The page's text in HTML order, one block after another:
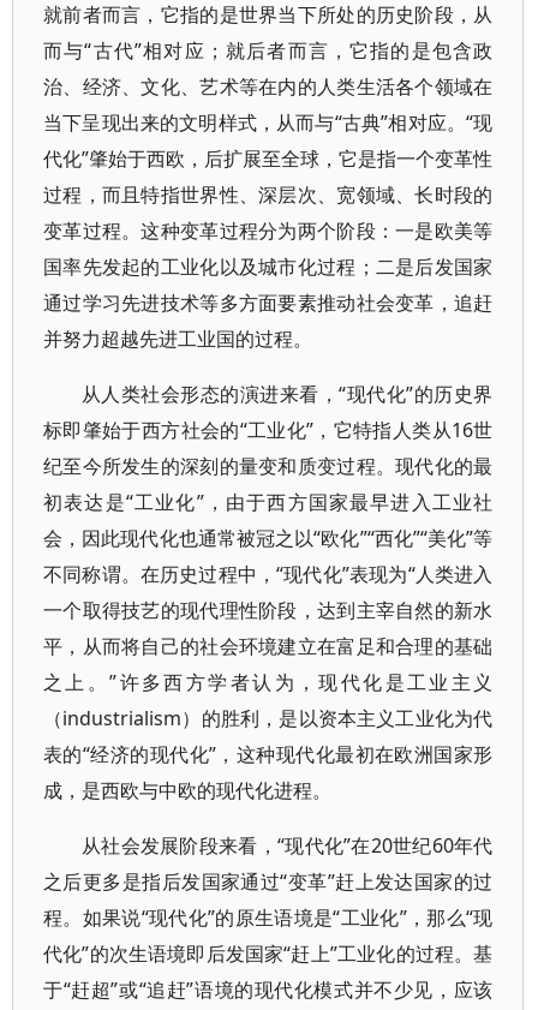
就前者而言，它指的是世界当下所处的历史阶段，从
而与“古代”相对应；就后者而言，它指的是包含政
治、经济、文化、艺术等在内的人类生活各个领域在
当下呈现出来的文明样式，从而与“古典”相对应。“现
代化”肇始于西欧，后扩展至全球，它是指一个变革性
过程，而且特指世界性、深层次、宽领域、长时段的
变革过程。这种变革过程分为两个阶段：一是欧美等
国率先发起的工业化以及城市化过程；二是后发国家
通过学习先进技术等多方面要素推动社会变革，追赶
并努力超越先进工业国的过程。
从人类社会形态的演进来看，“现代化”的历史界
标即肇始于西方社会的“工业化”，它特指人类从16世
纪至今所发生的深刻的量变和质变过程。现代化的最
初表达是“工业化”，由于西方国家最早进入工业社
会，因此现代化也通常被冠之以“欧化”“西化”“美化”等
不同称谓。在历史过程中，“现代化”表现为“人类进入
一个取得技艺的现代理性阶段，达到主宰自然的新水
平，从而将自己的社会环境建立在富足和合理的基础
之上。”许多西方学者认为，现代化是工业主义
（industrialism）的胜利，是以资本主义工业化为代
表的“经济的现代化”，这种现代化最初在欧洲国家形
成，是西欧与中欧的现代化进程。
从社会发展阶段来看，“现代化”在20世纪60年代
之后更多是指后发国家通过“变革”赶上发达国家的过
程。如果说“现代化”的原生语境是“工业化”，那么“现
代化”的次生语境即后发国家“赶上”工业化的过程。基
于“赶超”或“追赶”语境的现代化模式并不少见，应该